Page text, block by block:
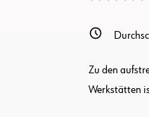
Zu den
Werkstätten